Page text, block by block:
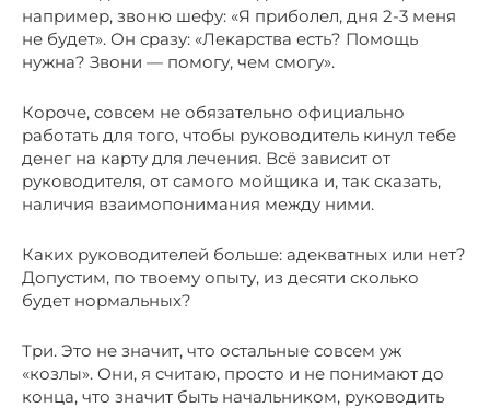
например, звоню шефу: «Я приболел, дня 2-3 меня
не будет». Он сразу: «Лекарства есть? Помощь
нужна? Звони — помогу, чем смогу».
Короче, совсем не обязательно официально
работать для того, чтобы руководитель кинул тебе
денег на карту для лечения. Всё зависит от
руководителя, от самого мойщика и, так сказать,
наличия взаимопонимания между ними.
Каких руководителей больше: адекватных или нет?
Допустим, по твоему опыту, из десяти сколько
будет нормальных?
Три. Это не значит, что остальные совсем уж
«козлы». Они, я считаю, просто и не понимают до
конца, что значит быть начальником, руководить